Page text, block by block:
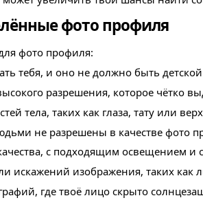
фото профиля
фото профиля:
тебя, и оно не должно быть
разрешения, которое чётко
тела, таких как глаза, тату или
не разрешены в качестве фото
с подходящим освещением
искажений изображения, таких
где твоё лицо скрыто